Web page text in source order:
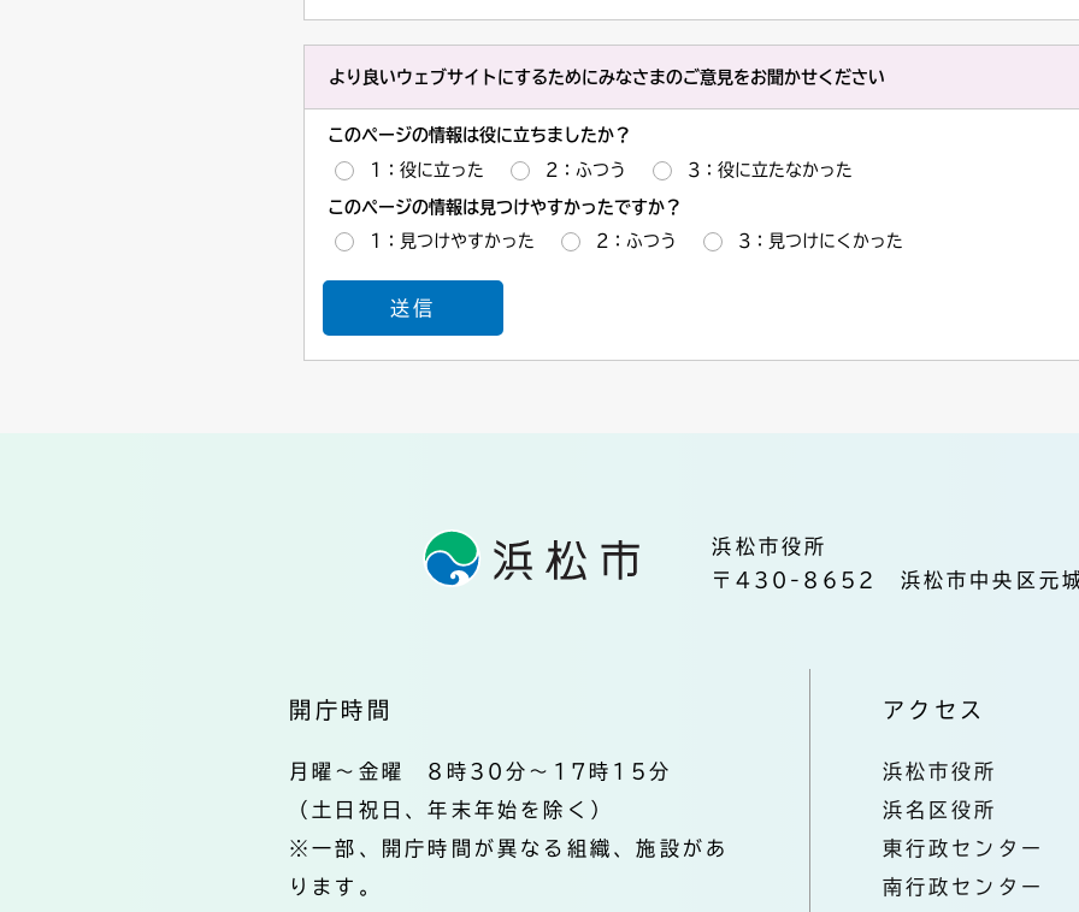
より良いウェブサイトにするためにみなさまのご意見をお聞かせください
このページの情報は役に立ちましたか？
1：役に立った 2：ふつう 3：役に立たなかった
このページの情報は見つけやすかったですか？
1：見つけやすかった 2：ふつう 3：見つけにくかった
浜松市役所
〒430-8652 浜松市中央区元
開庁時間
月曜～金曜 8時30分～17時15分
（土日祝日、年末年始を除く）
※一部、開庁時間が異なる組織、施設があ
ります。
アクセス
浜松市役所
浜名区役所
東行政センター
南行政センター